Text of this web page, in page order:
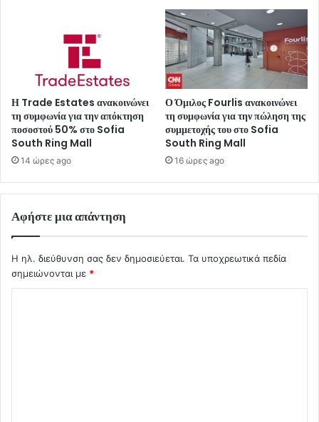
Η Trade Estates ανακοινώνει
τη συμφωνία για την απόκτηση
ποσοστού 50% στο Sofia
South Ring Mall
14 ώρες ago
Ο Όμιλος Fourlis ανακοινώνει
τη συμφωνία για την πώληση της
συμμετοχής του στο Sofia
South Ring Mall
16 ώρες ago
Αφήστε μια απάντηση
Η ηλ. διεύθυνση σας δεν δημοσιεύεται. Τα υποχρεωτικά πεδία
σημειώνονται με *